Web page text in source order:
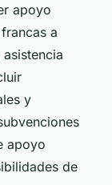
apoyo
a
y
apoyo
de